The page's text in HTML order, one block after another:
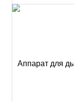
Аппарат для